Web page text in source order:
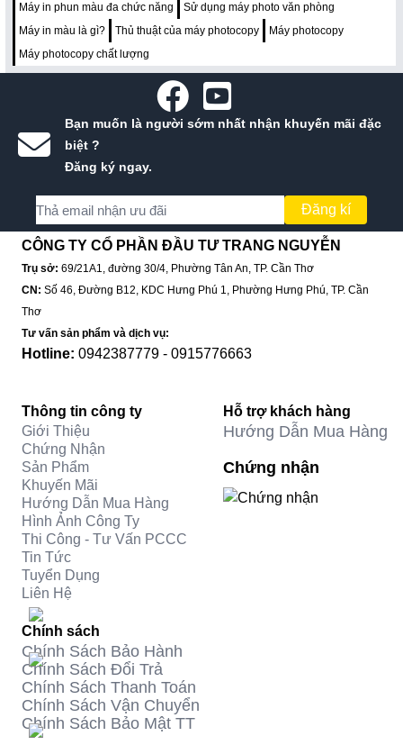
Máy in phun màu đa chức năng
Sử dụng máy photo văn phòng
Máy in màu là gì?
Thủ thuật của máy photocopy
Máy photocopy
Máy photocopy chất lượng
Bạn muốn là người sớm nhất nhận khuyến mãi đặc
biệt ?
Đăng ký ngay.
Đăng kí
CÔNG TY CỔ PHẦN ĐẦU TƯ TRANG NGUYỄN
Trụ sở: 69/21A1, đường 30/4, Phường Tân An, TP. Cần Thơ
CN: Số 46, Đường B12, KDC Hưng Phú 1, Phường Hưng Phú, TP. Cần
Thơ
Tư vấn sản phẩm và dịch vụ:
Hotline: 0942387779 - 0915776663
Thông tin công ty
Giới Thiệu
Chứng Nhận
Sản Phẩm
Khuyến Mãi
Hướng Dẫn Mua Hàng
Hình Ảnh Công Ty
Thi Công - Tư Vấn PCCC
Tin Tức
Tuyển Dụng
Liên Hệ
Chính sách
Chính Sách Bảo Hành
Chính Sách Đổi Trả
Chính Sách Thanh Toán
Chính Sách Vận Chuyển
Chính Sách Bảo Mật TT
Hỗ trợ khách hàng
Hướng Dẫn Mua Hàng
Chứng nhận